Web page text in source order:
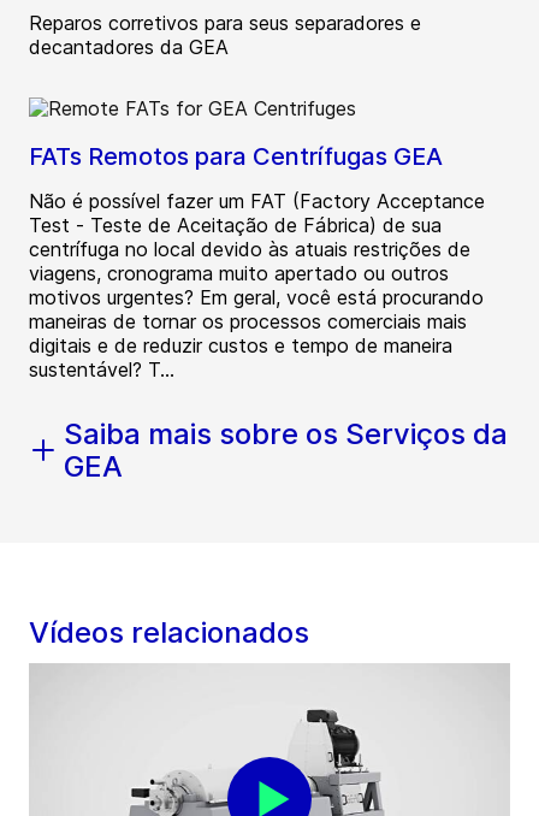
Reparos corretivos para seus separadores e
decantadores da GEA
FATs Remotos para Centrífugas GEA
Não é possível fazer um FAT (Factory Acceptance
Test - Teste de Aceitação de Fábrica) de sua
centrífuga no local devido às atuais restrições de
viagens, cronograma muito apertado ou outros
motivos urgentes? Em geral, você está procurando
maneiras de tornar os processos comerciais mais
digitais e de reduzir custos e tempo de maneira
sustentável? T...
Saiba mais sobre os Serviços da
GEA
Vídeos relacionados